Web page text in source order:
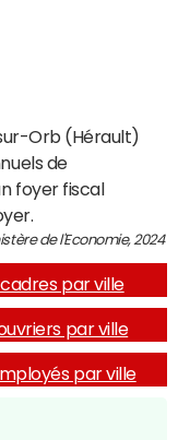
Orb (Hérault)
de
foyer fiscal
de l'Economie, 2024
par ville
par ville
par ville